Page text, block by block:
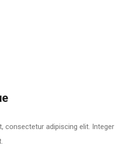
consectetur adipiscing elit. Integer